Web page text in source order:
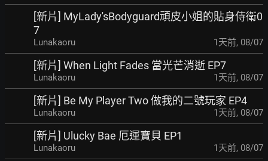
[新片] MyLady'sBodyguard頑皮小姐的貼身侍衛0
7
Lunakaoru 1天前, 08/07
[新片] When Light Fades 當光芒消逝 EP7
Lunakaoru 1天前, 08/07
[新片] Be My Player Two 做我的二號玩家 EP4
Lunakaoru 1天前, 08/07
[新片] Ulucky Bae 厄運寶貝 EP1
Lunakaoru 1天前, 08/07